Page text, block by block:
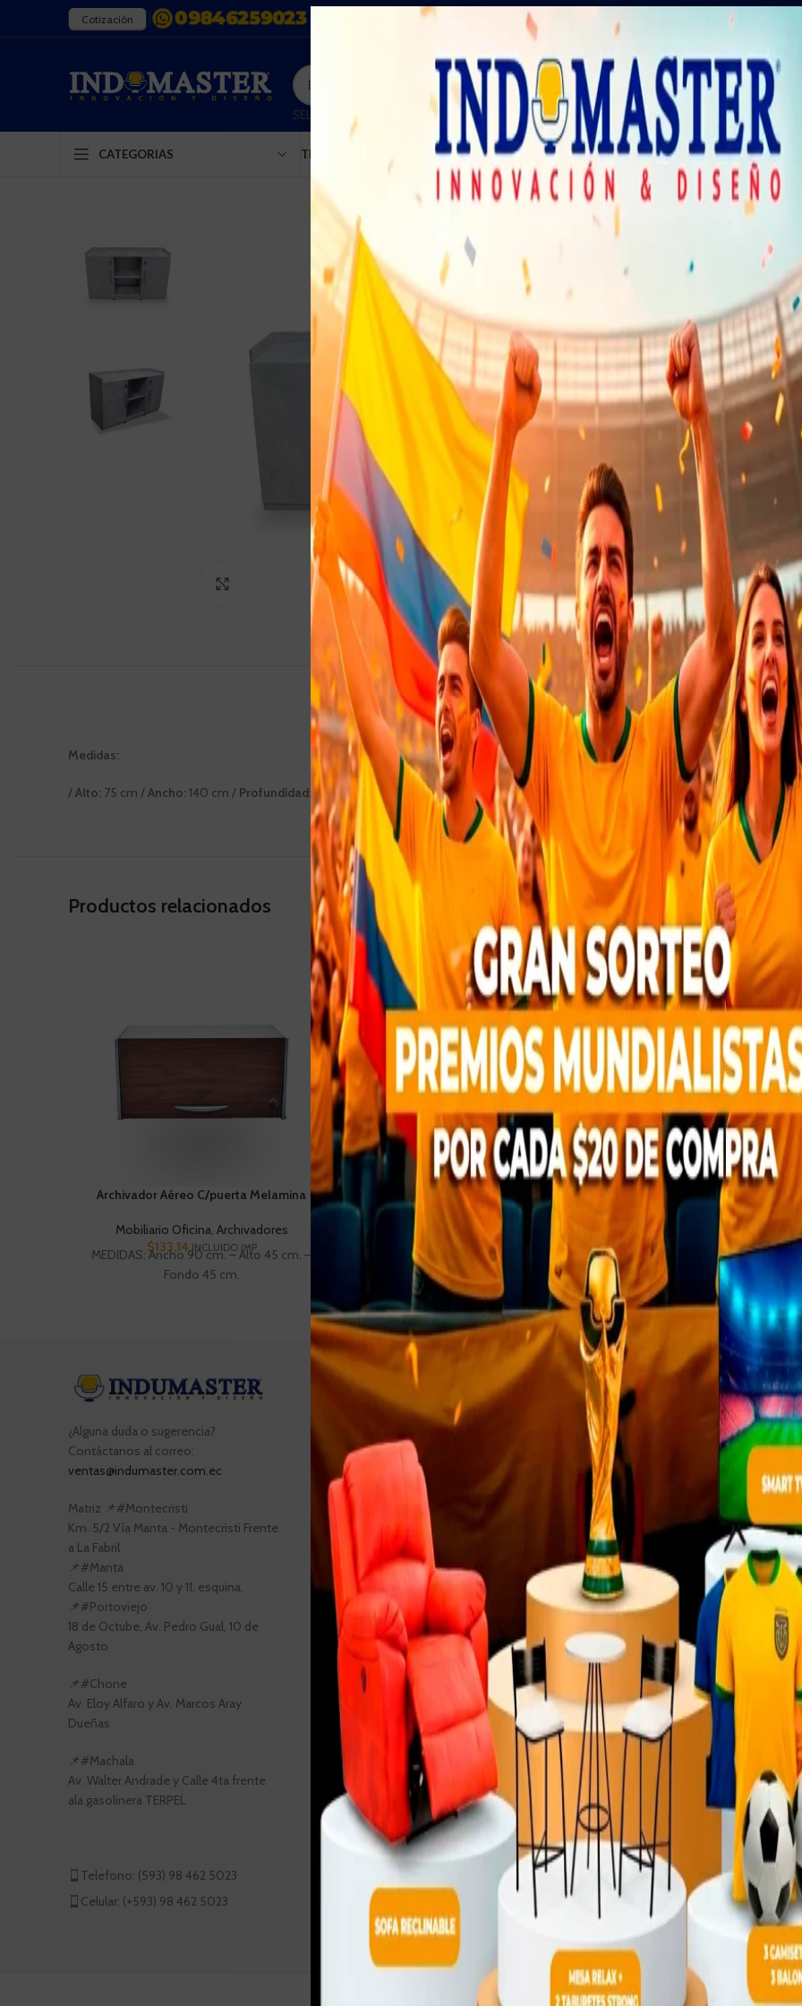
Cotización
SELECT CATEGORY
CATEGORIAS TIENDA NORMAS ISO PROYECTOSCONTÁCTANOS
Click to enlarge
Credenza de Melamina de 3
Credenza de
verticales con
$305,90 INCLUIDO IMP
comparar agregar a
SKU:
PTAR000046
Categorías:Archivadores ,
Compartir:
DESCRIPCIÓN VALORACIONES (0) SHIPPING &
Medidas:
/Alto: 75 cm /Ancho:140 cm / Profundidad: 40 cm/
Productos relacionados
Archivador Aéreo C/puerta Melamina
Mobiliario Oficina, Archivadores
$133,14 INCLUIDO IMP
MEDIDAS: Ancho 90 cm. – Alto 45 cm. –
Fondo 45 cm.
Archivador de 2 Gavetas F/Melamina
Mobiliario Oficina
$
148,92 INCLUIDO IMP
MEDIDAS: Ancho 75 cm. – Alto 45 cm. –
Fondo 60 cm.
Archivador de 4 gavetas C/
Almacenaje y Organización
Oficina
286,65 INCLUIDO IMP
MEDIDAS: Ancho 47,5 cm. – Alto
Fondo 60 cm.
¿Alguna duda o sugerencia?
Contáctanos al correo:
ventas@indumaster.com.ec
Matriz 📌#Montecristi
Km. 5/2 Vía Manta - Montecristi Frente
a La Fabril
📌#Manta
Calle 15 entre av. 10 y 11, esquina.
📌#Portoviejo
18 de Octube, Av. Pedro Gual, 10 de
Agosto
📌#Chone
Av. Eloy Alfaro y Av. Marcos Aray
Dueñas
📌#Machala
Av. Walter Andrade y Calle 4ta frente
ala gasolinera TERPEL
Telefono: (593) 98 462 5023
Celular: (+593) 98 462 5023
Entradas recientes
Evento inolvidable: Mejores proveedores
de mesas y sillas en Quito
Sillas y Mesas: Mobiliario médico para
ambientes reconfortantes
Muebles de Oficina ideales: Crea espacios
de trabajo inspiradores
Servicio al Cliente
Contactos
Garantías
Formas de Pago
Cuidado del Producto
Términos de uso y privacidad
Copyright © 2024 – Indumaster S.A